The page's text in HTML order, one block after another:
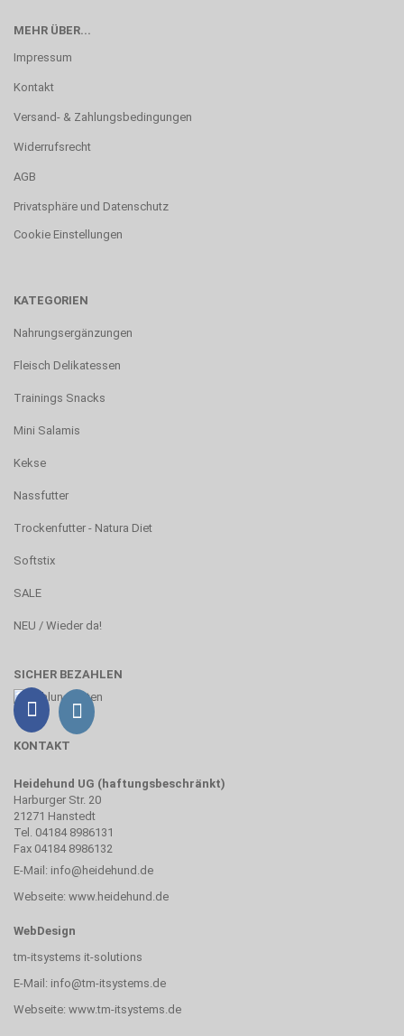
MEHR ÜBER...
Impressum
Kontakt
Versand- & Zahlungsbedingungen
Widerrufsrecht
AGB
Privatsphäre und Datenschutz
Cookie Einstellungen
KATEGORIEN
Nahrungsergänzungen
Fleisch Delikatessen
Trainings Snacks
Mini Salamis
Kekse
Nassfutter
Trockenfutter - Natura Diet
Softstix
SALE
NEU / Wieder da!
SICHER BEZAHLEN
KONTAKT
Heidehund UG (haftungsbeschränkt)
Harburger Str. 20
21271 Hanstedt
Tel. 04184 8986131
Fax 04184 8986132
E-Mail: info@heidehund.de
Webseite: www.heidehund.de
WebDesign
tm-itsystems it-solutions
E-Mail: info@tm-itsystems.de
Webseite: www.tm-itsystems.de